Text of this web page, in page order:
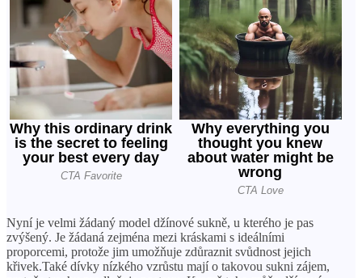
Nyní je velmi žádaný model džínové sukně, u kterého je pas
zvýšený. Je žádaná zejména mezi kráskami s ideálními
proporcemi, protože jim umožňuje zdůraznit svůdnost jejich
křivek.Také dívky nízkého vzrůstu mají o takovou sukni zájem,